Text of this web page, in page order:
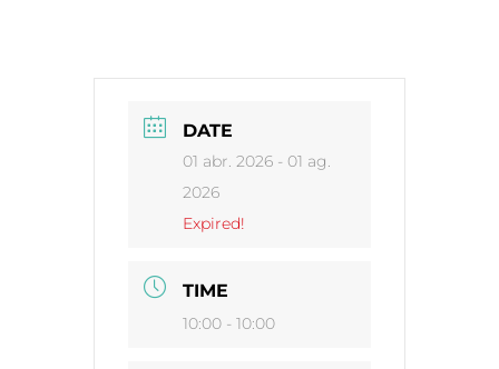
DATE
01 abr. 2026 - 01 ag.
2026
Expired!
TIME
10:00 - 10:00